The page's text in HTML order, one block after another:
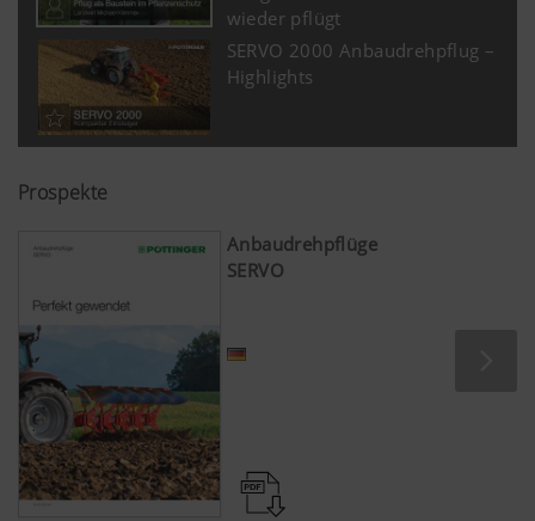
wieder pflügt
SERVO 2000 Anbaudrehpflug –
Highlights
Prospekte
Anbaudrehpflüge
SERVO